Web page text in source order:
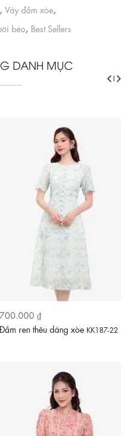
, Váy đầm xòe,
béo, Best Sellers
DANH MỤC
700.000 ₫
Đầm ren thêu dáng xòe KK187-22